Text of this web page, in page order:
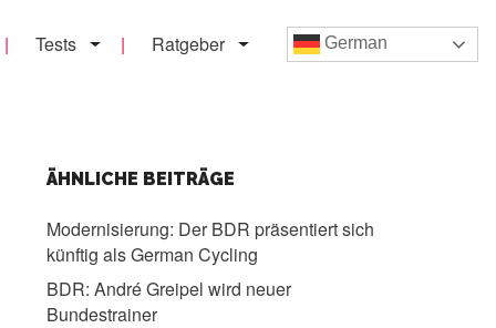
Tests Ratgeber German
ÄHNLICHE BEITRÄGE
Modernisierung: Der BDR präsentiert sich
künftig als German Cycling
BDR: André Greipel wird neuer
Bundestrainer